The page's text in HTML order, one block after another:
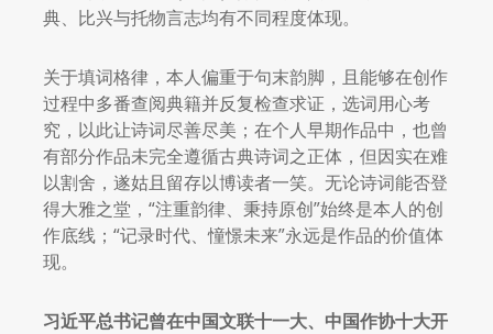
典、比兴与托物言志均有不同程度体现。
关于填词格律，本人偏重于句末韵脚，且能够在创作
过程中多番查阅典籍并反复检查求证，选词用心考
究，以此让诗词尽善尽美；在个人早期作品中，也曾
有部分作品未完全遵循古典诗词之正体，但因实在难
以割舍，遂姑且留存以博读者一笑。无论诗词能否登
得大雅之堂，“注重韵律、秉持原创”始终是本人的创
作底线；“记录时代、憧憬未来”永远是作品的价值体
现。
习近平总书记曾在中国文联十一大、中国作协十大开